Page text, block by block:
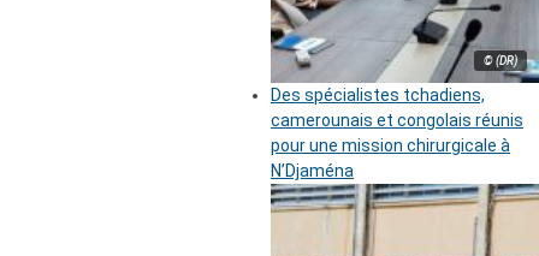
© (DR)
Des spécialistes tchadiens,
camerounais et congolais réunis
pour une mission chirurgicale à
N’Djaména